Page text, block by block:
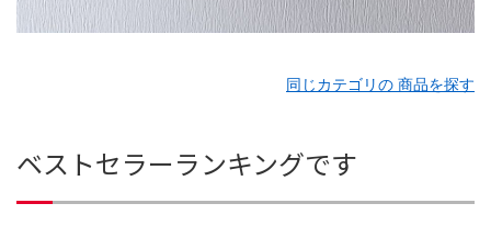
同じカテゴリの 商品を探す
ベストセラーランキングです